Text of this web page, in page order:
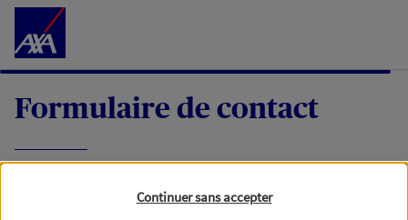
Accéder au Contenu
Formulaire de contact
demande, nous vous répondrons dans les
Continuer sans accepter